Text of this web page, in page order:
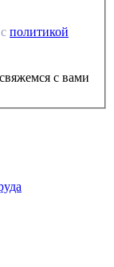
политикой
с вами